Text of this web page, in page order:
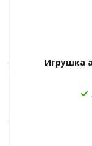
Игрушка